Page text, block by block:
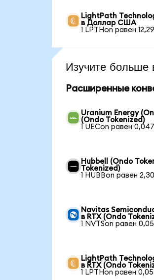
LightPath
в Доллар США
1 LPTHon равен
Изучите больше
Расширенные
Uranium Energy
(Ondo Tokenized)
1 UECon равен
Hubbell (Ondo
Tokenized)
1 HUBBon равен
Navitas
в RTX (Ondo
1 NVTSon равен
LightPath
в RTX (Ondo
1 LPTHon равен